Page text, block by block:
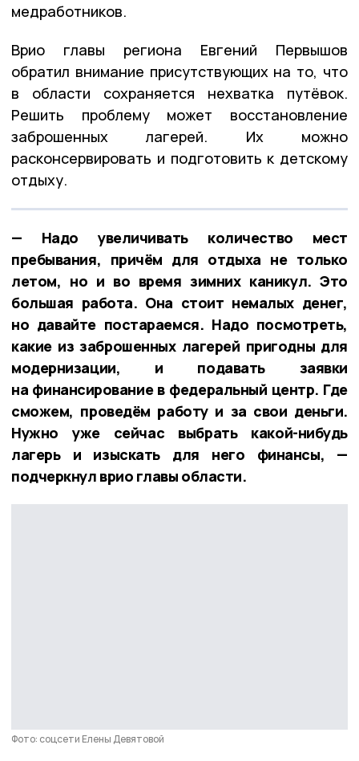
медработников.
Врио главы региона Евгений Первышов
обратил внимание присутствующих на то, что
в области сохраняется нехватка путёвок.
Решить проблему может восстановление
заброшенных лагерей. Их можно
расконсервировать и подготовить к детскому
отдыху.
— Надо увеличивать количество мест
пребывания, причём для отдыха не только
летом, но и во время зимних каникул. Это
большая работа. Она стоит немалых денег,
но давайте постараемся. Надо посмотреть,
какие из заброшенных лагерей пригодны для
модернизации, и подавать заявки
на финансирование в федеральный центр. Где
сможем, проведём работу и за свои деньги.
Нужно уже сейчас выбрать какой-нибудь
лагерь и изыскать для него финансы, —
подчеркнул врио главы области.
Фото: соцсети Елены Девятовой